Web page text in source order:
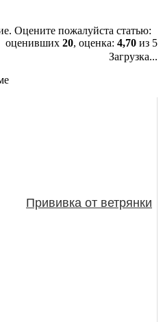
Оцените пожалуйста статью:
оценивших 20, оценка: 4,70 из 5
Загрузка...
Прививка от ветрянки